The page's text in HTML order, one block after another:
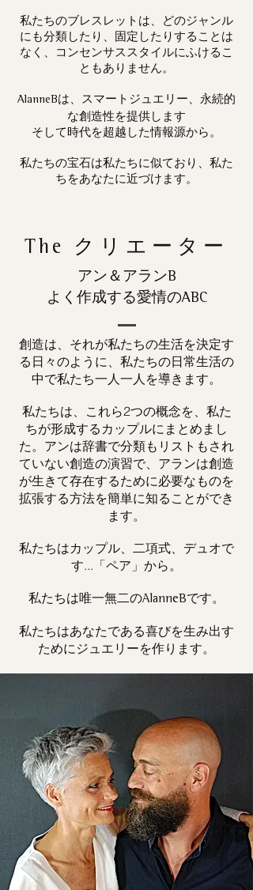
私たちのブレスレットは、どのジャンル
にも分類したり、固定したりすることは
なく、コンセンサススタイルにふけるこ
ともありません。
AlanneBは、スマートジュエリー、永続的
な創造性を提供します
そして時代を超越した情報源から。
私たちの宝石は私たちに似ており、私た
ちをあなたに近づけます。
The クリエーター
アン＆アランB
よく作成する愛情のABC
創造は、それが私たちの生活を決定す
る日々のように、私たちの日常生活の
中で私たち一人一人を導きます。
私たちは、これら2つの概念を、私た
ちが形成するカップルにまとめまし
た。アンは辞書で分類もリストもされ
ていない創造の演習で、アランは創造
が生きて存在するために必要なものを
拡張する方法を簡単に知ることができ
ます。
私たちはカップル、二項式、デュオで
す...「ペア」から。
私たちは唯一無二のAlanneBです。
私たちはあなたである喜びを生み出す
ためにジュエリーを作ります。